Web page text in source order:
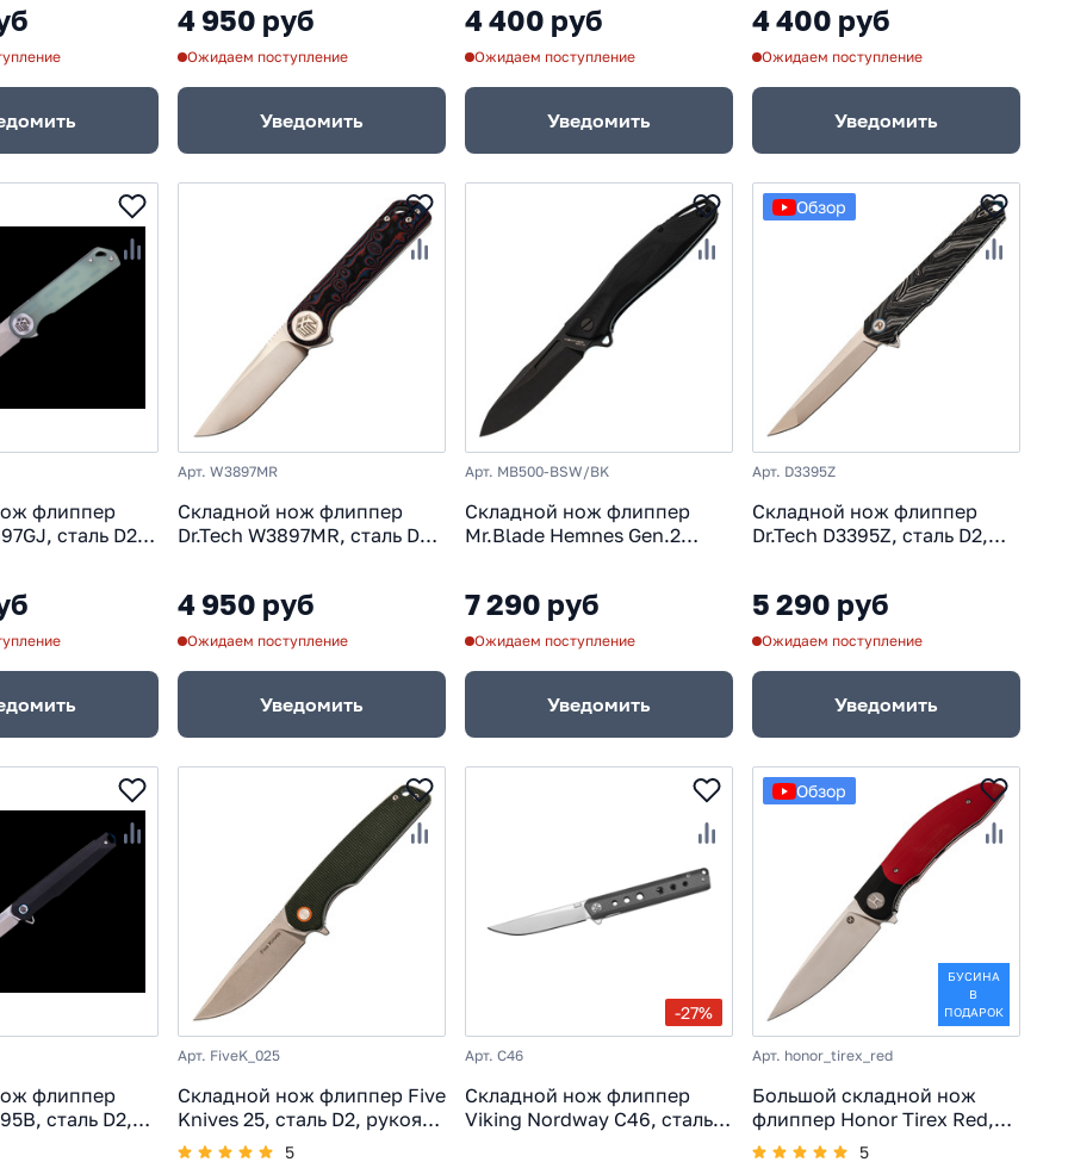
4 950 руб
Ожидаем поступление
Уведомить
4 400 руб
Ожидаем поступление
Уведомить
4 400 руб
Ожидаем поступление
Уведомить
флиппер
сталь D2,
Арт. W3897MR
Складной нож флиппер
Dr.Tech W3897MR, сталь D2,
4 950 руб
Ожидаем поступление
Уведомить
Арт. MB500-BSW/BK
Складной нож флиппер
Mr.Blade Hemnes Gen.2
7 290 руб
Ожидаем поступление
Уведомить
Обзор
Арт. D3395Z
Складной нож флиппер
Dr.Tech D3395Z, сталь D2,
5 290 руб
Ожидаем поступление
Уведомить
флиппер
сталь D2,
Арт. FiveK_025
Складной нож флиппер Five
Knives 25, сталь D2, рукоять
микарта, зеленый
5
-27%
Арт. C46
Складной нож флиппер
Viking Nordway C46, сталь
Обзор
БУСИНА
В
ПОДАРОК
Арт. honor_tirex_red
Большой складной нож
флиппер Honor Tirex Red,
сталь D2, рукоять G10,
5